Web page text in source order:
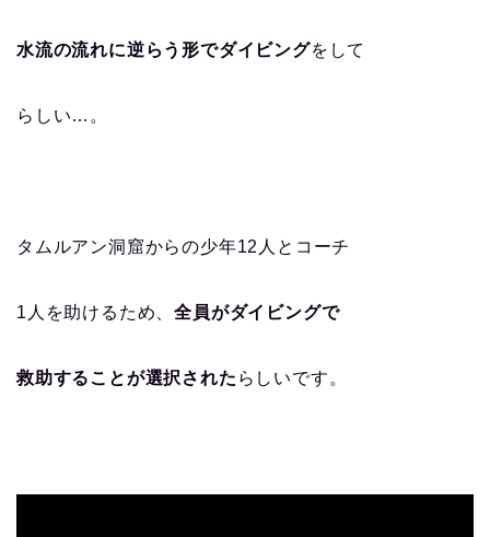
水流の流れに逆らう形でダイビングをして
らしい…。
タムルアン洞窟からの少年12人とコーチ
1人を助けるため、全員がダイビングで
救助することが選択された らしいです。